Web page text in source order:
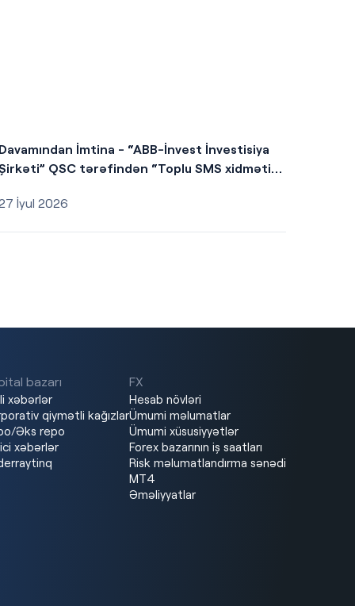
İmtina - “ABB-İnvest İnvestisiya
QSC tərəfindən “Toplu SMS xidməti”
İyul 2026
bazarı
xəbərlər
qiymətli kağızlar
Əks repo
xəbərlər
FX
Hesab növləri
Ümumi məlumatlar
Ümumi xüsusiyyətlər
Forex bazarının iş saatları
Risk məlumatlandırma sənədi
MT4
Əməliyyatlar